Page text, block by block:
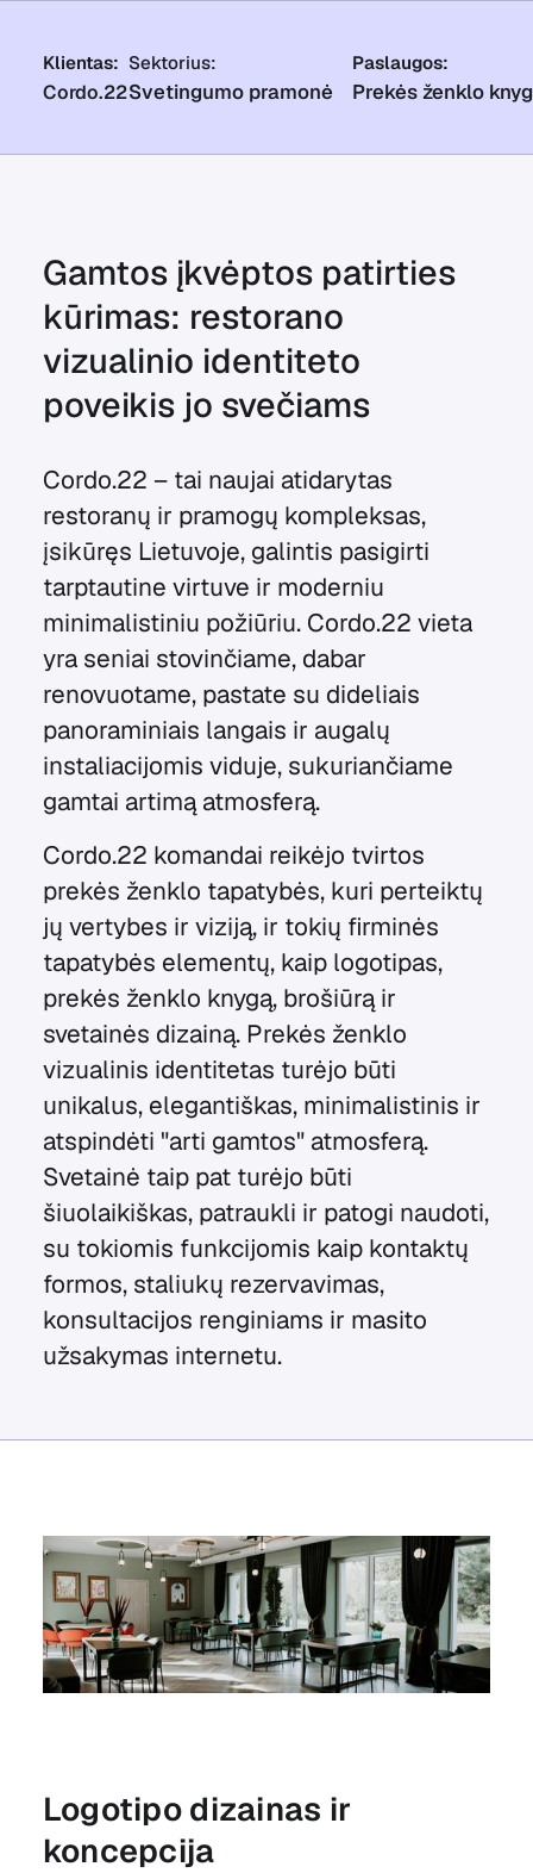
Klientas:
Cordo.22
Sektorius:
Svetingumo pramonė
Paslaugos:
Prekės ženklo
Gamtos įkvėptos patirties
kūrimas: restorano
vizualinio identiteto
poveikis jo svečiams
Cordo.22 – tai naujai atidarytas
restoranų ir pramogų kompleksas,
įsikūręs Lietuvoje, galintis pasigirti
tarptautine virtuve ir moderniu
minimalistiniu požiūriu. Cordo.22 vieta
yra seniai stovinčiame, dabar
renovuotame, pastate su dideliais
panoraminiais langais ir augalų
instaliacijomis viduje, sukuriančiame
gamtai artimą atmosferą.
Cordo.22 komandai reikėjo tvirtos
prekės ženklo tapatybės, kuri perteiktų
jų vertybes ir viziją, ir tokių firminės
tapatybės elementų, kaip logotipas,
prekės ženklo knygą, brošiūrą ir
svetainės dizainą. Prekės ženklo
vizualinis identitetas turėjo būti
unikalus, elegantiškas, minimalistinis ir
atspindėti "arti gamtos" atmosferą.
Svetainė taip pat turėjo būti
šiuolaikiškas, patraukli ir patogi naudoti,
su tokiomis funkcijomis kaip kontaktų
formos, staliukų rezervavimas,
konsultacijos renginiams ir masito
užsakymas internetu.
Logotipo dizainas ir
koncepcija